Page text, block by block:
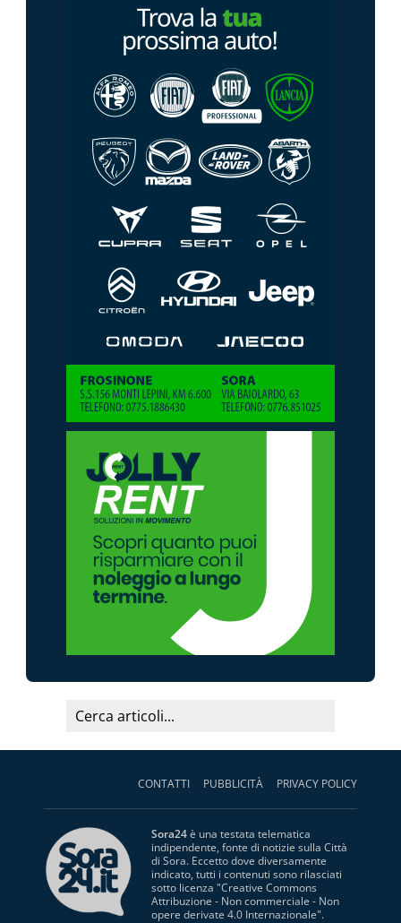
CONTATTI PUBBLICITÀ PRIVACY POLICY
Sora24è una testata telematica
indipendente, fonte di notizie sulla Città
di Sora. Eccetto dove diversamente
indicato, tutti i contenuti sono rilasciati
sotto licenza "Creative Commons
Attribuzione - Non commerciale - Non
opere derivate 4.0 Internazionale".